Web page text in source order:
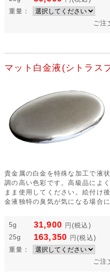
重量：
ご注
マット白金液(シトラス
貴金属の白金を特殊な加工で液
調の高い色彩です。高級品によ
まま使用してください。絵付け
金液独特の臭気が気になる場合
5g 31,900 円 (税込)
25g
163,350 円(税込)
重量：
ご注